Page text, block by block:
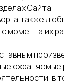
Сайта.
а также
момента их
охраняемые
в